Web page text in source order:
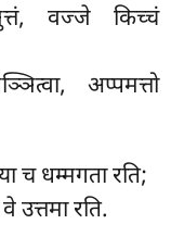
वज्जे किच्चं
अप्पमत्तो
च धम्मगता रति;
उत्तमा रति.